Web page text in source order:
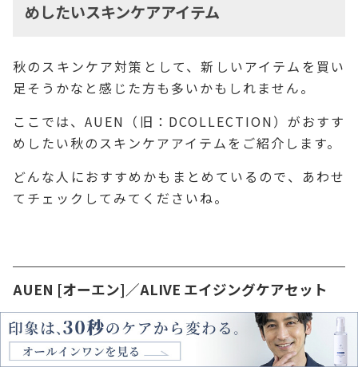
めしたいスキンケアアイテム
秋のスキンケア対策として、新しいアイテムを買い
足そうかなと感じた方も多いかもしれません。
ここでは、AUEN（旧：DCOLLECTION）がおすす
めしたい秋のスキンケアアイテムをご紹介します。
どんな人におすすめかもまとめているので、あわせ
てチェックしてみてくださいね。
AUEN [オーエン]／ALIVE エイジングケアセット